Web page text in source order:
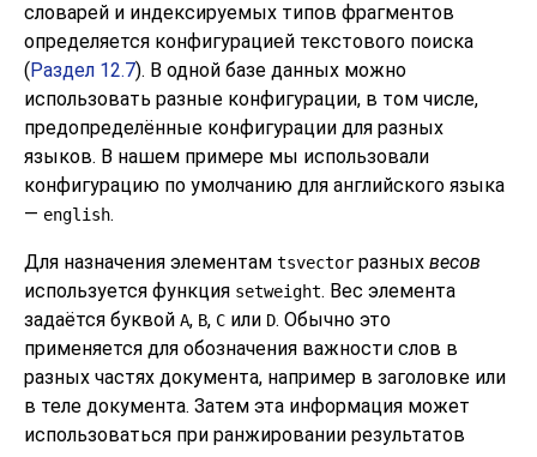
словарей и индексируемых типов фрагментов
определяется конфигурацией текстового поиска
(Раздел 12.7). В одной базе данных можно
использовать разные конфигурации, в том числе,
предопределённые конфигурации для разных
языков. В нашем примере мы использовали
конфигурацию по умолчанию для английского языка
— english.
Для назначения элементам tsvector разных весов
используется функция setweight. Вес элемента
задаётся буквой A, B, C или D. Обычно это
применяется для обозначения важности слов в
разных частях документа, например в заголовке или
в теле документа. Затем эта информация может
использоваться при ранжировании результатов